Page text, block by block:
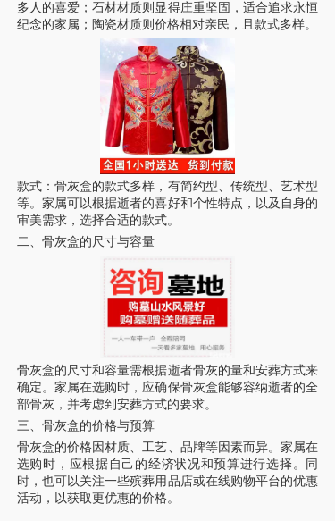
多人的喜爱；石材材质则显得庄重坚固，适合追求永恒
纪念的家属；陶瓷材质则价格相对亲民，且款式多样。
款式：骨灰盒的款式多样，有简约型、传统型、艺术型
等。家属可以根据逝者的喜好和个性特点，以及自身的
审美需求，选择合适的款式。
二、骨灰盒的尺寸与容量
骨灰盒的尺寸和容量需根据逝者骨灰的量和安葬方式来
确定。家属在选购时，应确保骨灰盒能够容纳逝者的全
部骨灰，并考虑到安葬方式的要求。
三、骨灰盒的价格与预算
骨灰盒的价格因材质、工艺、品牌等因素而异。家属在
选购时，应根据自己的经济状况和预算进行选择。同
时，也可以关注一些殡葬用品店或在线购物平台的优惠
活动，以获取更优惠的价格。